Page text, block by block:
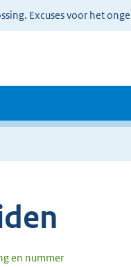
Excuses voor het
en nummer